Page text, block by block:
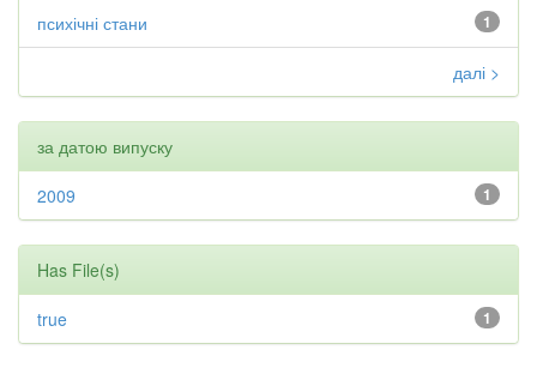
1
психічні стани
далі >
за датою випуску
1
2009
Has File(s)
1
true